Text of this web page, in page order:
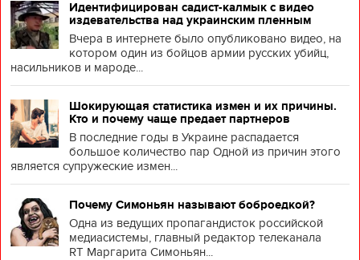
Идентифицирован садист-калмык с видео
издевательства над украинским пленным
Вчера в интернете было опубликовано видео, на
котором один из бойцов армии русских убийц,
насильников и мароде...
Шокирующая статистика измен и их причины.
Кто и почему чаще предает партнеров
В последние годы в Украине распадается
большое количество пар Одной из причин этого
является супружеские измен...
Почему Симоньян называют боброедкой?
Одна из ведущих пропагандисток российской
медиасистемы, главный редактор телеканала
RT Маргарита Симоньян...